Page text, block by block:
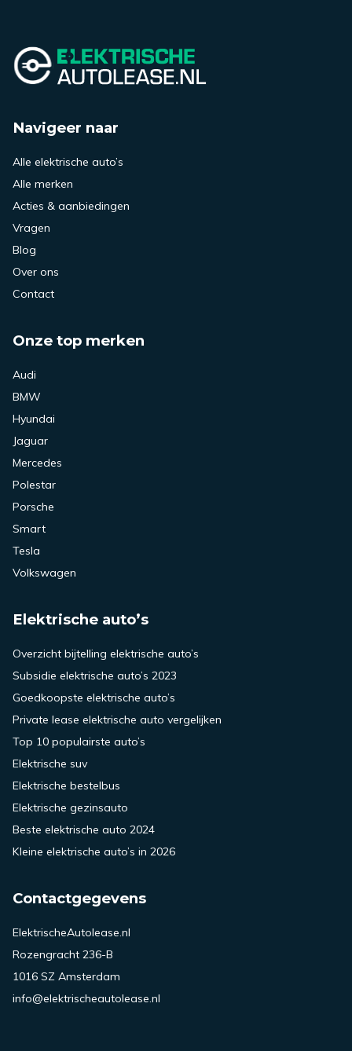
Navigeer naar
Alle elektrische auto’s
Alle merken
Acties & aanbiedingen
Vragen
Blog
Over ons
Contact
Onze top merken
Audi
BMW
Hyundai
Jaguar
Mercedes
Polestar
Porsche
Smart
Tesla
Volkswagen
Elektrische auto’s
Overzicht bijtelling elektrische auto’s
Subsidie elektrische auto’s 2023
Goedkoopste elektrische auto’s
Private lease elektrische auto vergelijken
Top 10 populairste auto’s
Elektrische suv
Elektrische bestelbus
Elektrische gezinsauto
Beste elektrische auto 2024
Kleine elektrische auto’s in 2026
Contactgegevens
ElektrischeAutolease.nl
Rozengracht 236-B
1016 SZ Amsterdam
info@elektrischeautolease.nl